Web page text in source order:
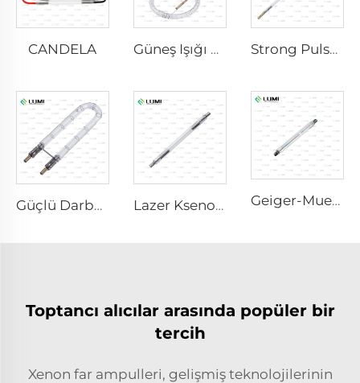
CANDELA Güneş Işığı Simülatörü Gaz Lambası D1200 – 10×110 mm Strong Pulse Germicidal Lamba L3670 – 7×160×200 mm
Güçlü Darbeli Bakterisidal Lamba L1890U – 9×40×140U mm Lazer Ksenon Lamba L1530-8×45×100 mm Geiger-Mueller M4011
Toptancı alıcılar arasında popüler bir
tercih
Xenon far ampulleri, gelişmiş teknolojilerinin